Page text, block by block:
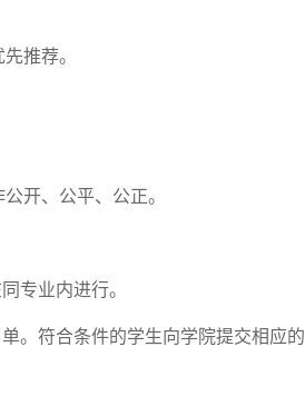
推荐。
开、公平、公正。
专业内进行。
。符合条件的学生向学院提交相应的